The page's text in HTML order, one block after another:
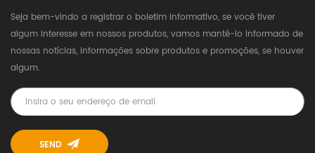
Seja bem-vindo a registrar o boletim informativo, se você tiver
algum interesse em nossos produtos, vamos mantê-lo informado de
nossas notícias, informações sobre produtos e promoções, se houver
algum.